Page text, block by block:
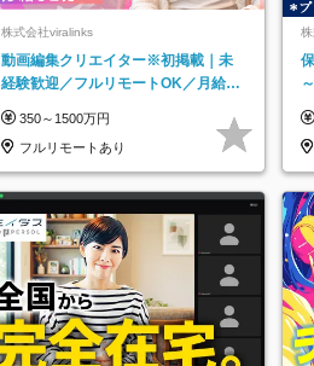
株式会社viralinks
動画編集クリエイター※初掲載｜未
経験歓迎／フルリモートOK／月給32
350～1500万円
フルリモートあり
託